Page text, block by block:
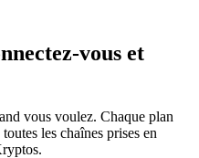
vous et
vous voulez. Chaque plan
les chaînes prises en